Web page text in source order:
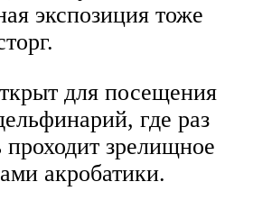
экспозиция тоже
для посещения
где раз
проходит зрелищное
акробатики.